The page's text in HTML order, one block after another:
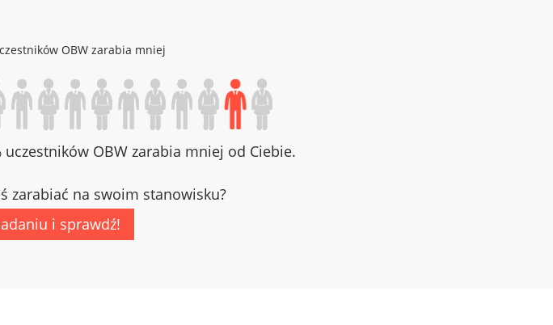
OBW zarabia mniej
uczestników OBW zarabia mniej od Ciebie.
zarabiać na swoim stanowisku?
i sprawdź!